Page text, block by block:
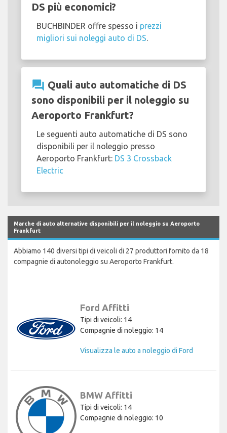
DS più economici?
BUCHBINDER offre spesso i prezzi
migliori sui noleggi auto di DS
question_answer Quali auto automatiche di DS
sono disponibili per il noleggio su
Aeroporto Frankfurt?
Le seguenti auto automatiche di DS sono
disponibili per il noleggio presso
Aeroporto Frankfurt: DS 3 Crossback
Electric
Marche di auto alternative disponibili per il noleggio su Aeroporto
Frankfurt
Abbiamo 140 diversi tipi di veicoli di 27 produttori fornito da 18
compagnie di autonoleggio su Aeroporto Frankfurt.
Ford Affitti
Tipi di veicoli: 14
Compagnie di noleggio: 14
Visualizza le auto a noleggio di Ford
BMW Affitti
Tipi di veicoli: 14
Compagnie di noleggio: 10